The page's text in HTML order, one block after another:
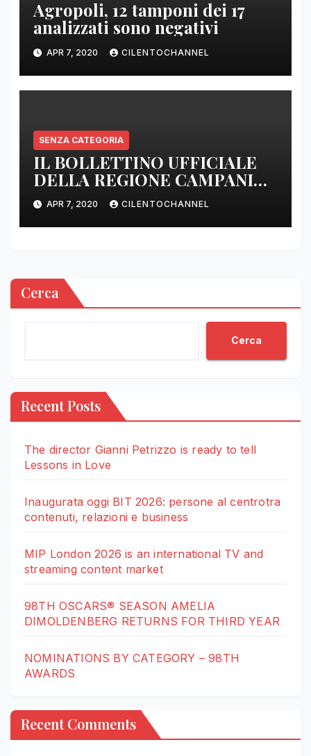
Agropoli, 12 tamponi dei 17
analizzati sono negativi
APR 7, 2020 CILENTOCHANNEL
SENZA CATEGORIA
IL BOLLETTINO UFFICIALE
DELLA REGIONE CAMPANIA
DELLE ORE 22.00
APR 7, 2020 CILENTOCHANNEL
Cerca
Cerca
Recent Posts
The director Gianni Petrizzo is ready to tell
Lessons in Love
Inaugurata oggi BIT 2026: persone al centrotra
contenuti, relazioni e business
MIP London 2026 is an international TV and
streaming content market
98TH OSCARS® SEASON AMELIA
DIMOLDENBERG RETURNS FOR THIRD YEAR
NOMINATIONS BY CATEGORY – 98TH
AWARDS
Recent Comments